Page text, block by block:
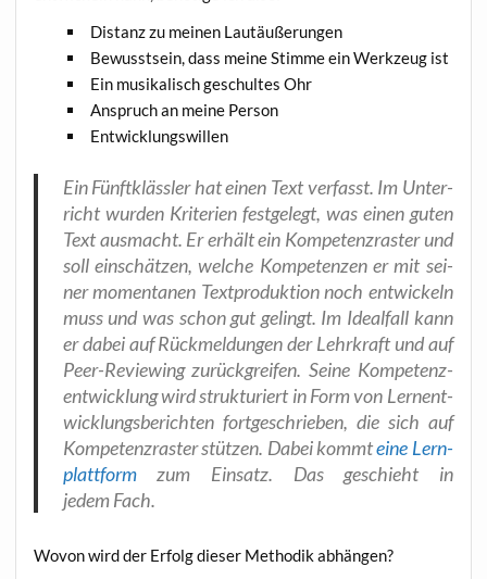
Distanz zu mei­nen Lautäußerungen
Bewusst­sein, dass mei­ne Stim­me ein Werk­zeug ist
Ein musi­ka­lisch geschul­tes Ohr
Anspruch an mei­ne Person
Ent­wick­lungs­wil­len
Ein Fünft­kläss­ler hat einen Text ver­fasst. Im Unter­
richt wur­den Kri­te­ri­en fest­ge­legt, was einen guten
Text aus­macht. Er erhält ein Kom­pe­tenz­ras­ter und
soll ein­schät­zen, wel­che Kom­pe­ten­zen er mit sei­
ner momen­ta­nen Text­pro­duk­ti­on noch ent­wi­ckeln
muss und was schon gut gelingt. Im Ide­al­fall kann
er dabei auf Rück­mel­dun­gen der Lehr­kraft und auf
Peer-Revie­w­ing zurück­grei­fen. Sei­ne Kom­pe­tenz­
ent­wick­lung wird struk­tu­riert in Form von Lern­ent­
wick­lungs­be­rich­ten fort­ge­schrie­ben, die sich auf
Kom­pe­tenz­ras­ter stüt­zen. Dabei kommteine Lern­
platt­formzum Ein­satz. Das geschieht in
jedem Fach.
Wovon wird der Erfolg die­ser Metho­dik abhängen?